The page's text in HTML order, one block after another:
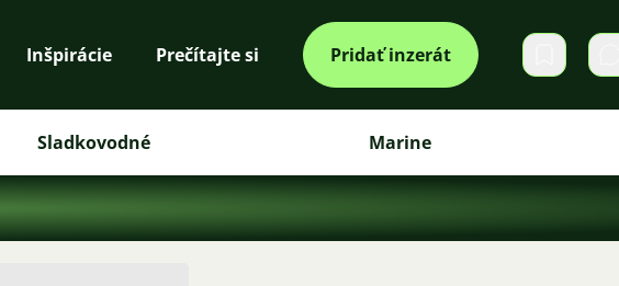
Inšpirácie Prečítajte si Pridať inzerát
Sladkovodné Marine